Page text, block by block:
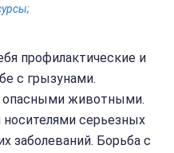
профилактические и
с грызунами.
опасными животными.
серьезных
заболеваний. Борьба с